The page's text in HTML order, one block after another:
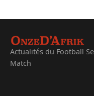
Actualités du Football
Match